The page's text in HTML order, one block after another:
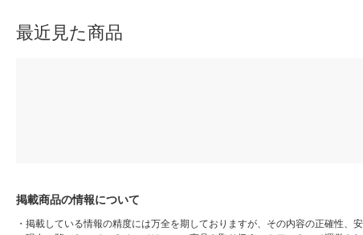
最近見た商品
掲載商品の情報について
・ 掲載している情報の精度には万全を期しておりますが、その内容の正確性、